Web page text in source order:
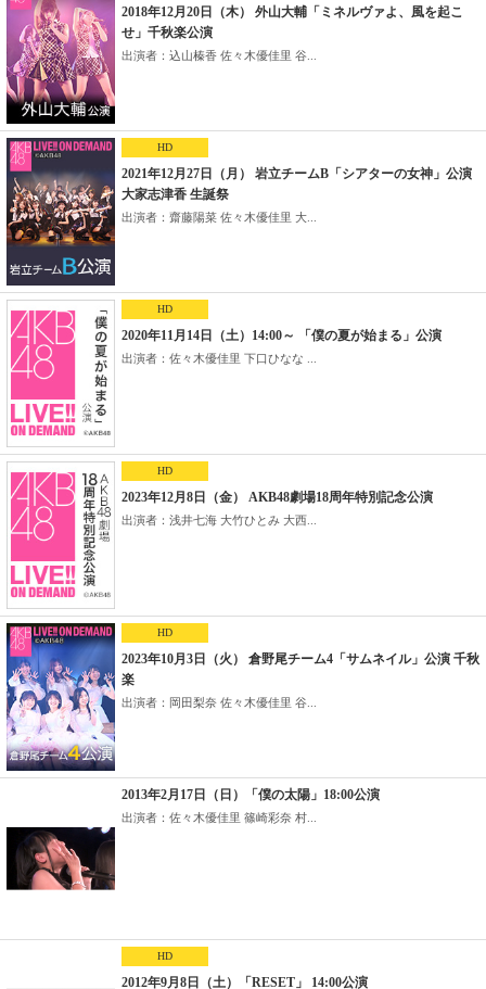
2018年12月20日（木） 外山大輔「ミネルヴァよ、風を起こ
せ」千秋楽公演
出演者：込山榛香 佐々木優佳里 谷...
HD
2021年12月27日（月） 岩立チームB「シアターの女神」公演
大家志津香 生誕祭
出演者：齋藤陽菜 佐々木優佳里 大...
HD
2020年11月14日（土）14:00～ 「僕の夏が始まる」公演
出演者：佐々木優佳里 下口ひなな ...
HD
2023年12月8日（金） AKB48劇場18周年特別記念公演
出演者：浅井七海 大竹ひとみ 大西...
HD
2023年10月3日（火） 倉野尾チーム4「サムネイル」公演 千秋
楽
出演者：岡田梨奈 佐々木優佳里 谷...
2013年2月17日（日）「僕の太陽」18:00公演
出演者：佐々木優佳里 篠崎彩奈 村...
HD
2012年9月8日（土）「RESET」 14:00公演